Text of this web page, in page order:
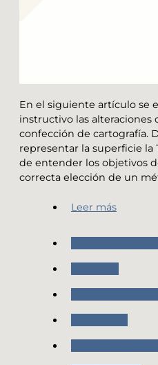
En el siguiente artículo se
instructivo las alteraciones
confección de cartografía.
representar la superficie la
de entender los objetivos
correcta elección de un
Leer más